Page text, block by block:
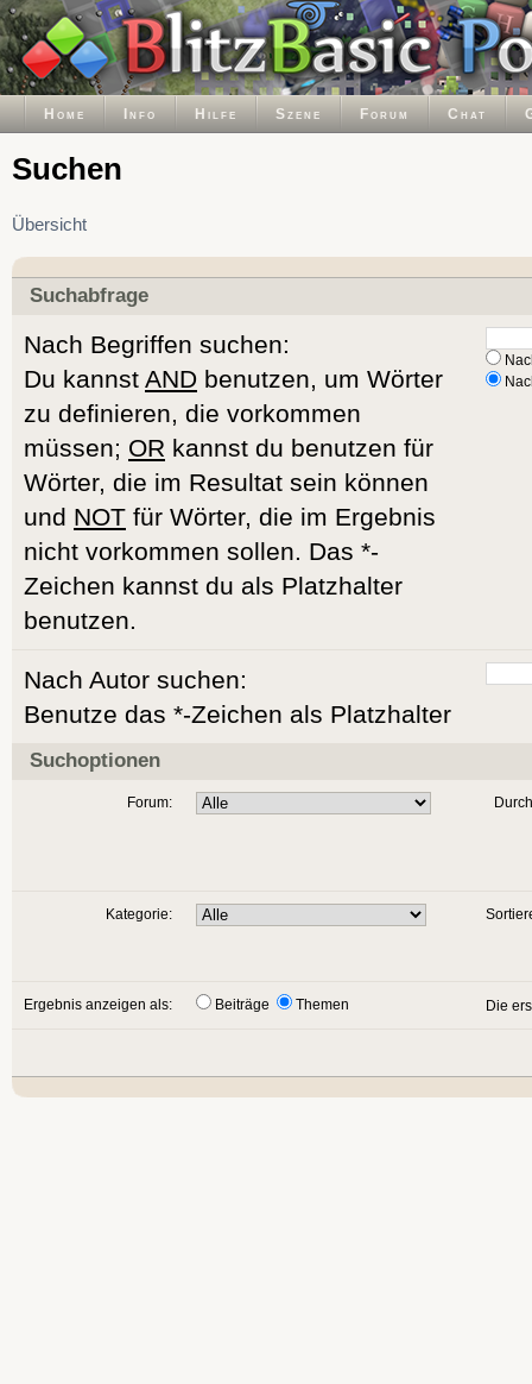
Home Info Hilfe Szene Forum Chat
Suchen
Übersicht
Suchabfrage
Nach Begriffen suchen:
Du kannst AND benutzen, um Wörter
zu definieren, die vorkommen
müssen; OR kannst du benutzen für
Wörter, die im Resultat sein können
und NOT für Wörter, die im Ergebnis
nicht vorkommen sollen. Das *-
Zeichen kannst du als Platzhalter
benutzen.
Nach Autor suchen:
Benutze das *-Zeichen als Platzhalter
Suchoptionen
Forum:
Kategorie:
Ergebnis anzeigen als: Beiträge Themen Die